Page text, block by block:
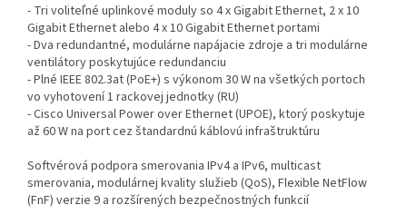
- Tri voliteľné uplinkové moduly so 4 x Gigabit Ethernet, 2 x 10
Gigabit Ethernet alebo 4 x 10 Gigabit Ethernet portami
- Dva redundantné, modulárne napájacie zdroje a tri modulárne
ventilátory poskytujúce redundanciu
- Plné IEEE 802.3at (PoE+) s výkonom 30 W na všetkých portoch
vo vyhotovení 1 rackovej jednotky (RU)
- Cisco Universal Power over Ethernet (UPOE), ktorý poskytuje
až 60 W na port cez štandardnú káblovú infraštruktúru
Softvérová podpora smerovania IPv4 a IPv6, multicast
smerovania, modulárnej kvality služieb (QoS), Flexible NetFlow
(FnF) verzie 9 a rozšírených bezpečnostných funkcií